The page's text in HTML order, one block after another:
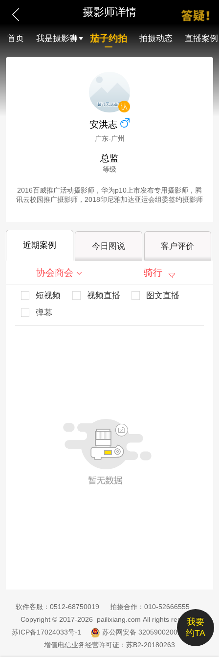
摄影师详情
首页 我是摄影狮 茄子约拍 拍摄动态 直播案例
安洪志
广东-广州
总监
等级
2016百威推广活动摄影师，华为p10上市发布专用摄影师，腾
讯云校园推广摄影师，2018印尼雅加达亚运会组委签约摄影师
近期案例 今日图说 客户评价
协会商会 骑行
短视频 视频直播
图文直播
弹幕
我要
约TA
软件客服： 0512-68750019 拍摄合作： 010-52666555
Copyright © 2017-2026 pailixiang.com All rights reserved
苏ICP备17024033号-1
苏公网安备 32059002002885号
增值电信业务经营许可证：苏B2-20180263